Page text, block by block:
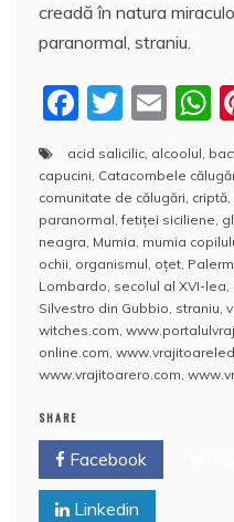
creadă în natura
paranormal, straniu.
F
a
c
e
b
o
o
k
T
w
itt
er
E
m
ai
l
s
p
p
acid salicilic, alcoolul,
capucini, Catacombele
comunitate de călugări, criptă,
paranormal,fetiţei siciliene,
neagra, Mumia, mumia
ochii, organismul, oțet,
Lombardo, secolul al XVI-lea,
Silvestro din Gubbio, straniu,
witches.com,
online.com,
www.vrajitoarero.com,
SHARE
Facebook
Linkedin